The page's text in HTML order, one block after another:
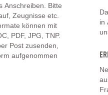
Anschreiben. Bitte
Zeugnisse etc.
können mit
PDF, JPG, TNP.
Post zusenden,
aufgenommen
in